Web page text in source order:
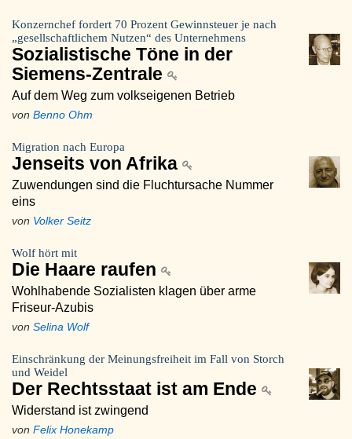
Konzernchef fordert 70 Prozent Gewinnsteuer je nach
„gesellschaftlichem Nutzen“ des Unternehmens
Sozialistische Töne in der
Siemens-Zentrale
Auf dem Weg zum volkseigenen Betrieb
von Benno Ohm
Migration nach Europa
Jenseits von Afrika
Zuwendungen sind die Fluchtursache Nummer
eins
von Volker Seitz
Wolf hört mit
Die Haare raufen
Wohlhabende Sozialisten klagen über arme
Friseur-Azubis
von Selina Wolf
Einschränkung der Meinungsfreiheit im Fall von Storch
und Weidel
Der Rechtsstaat ist am Ende
Widerstand ist zwingend
von Felix Honekamp